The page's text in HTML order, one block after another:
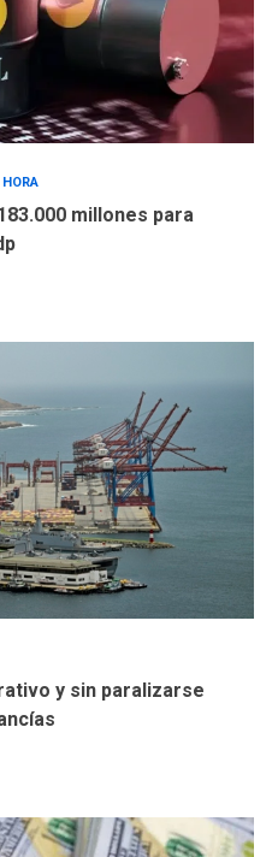
Lourdes Afiuni
TITULARES
HORA
impone controles
a Italia
millones para
y sin paralizarse